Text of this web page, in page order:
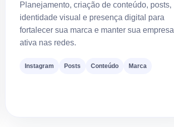
Planejamento, criação de conteúdo, posts,
identidade visual e presença digital para
fortalecer sua marca e manter sua empresa
ativa nas redes.
Instagram Posts Conteúdo Marca